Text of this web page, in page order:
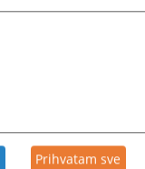
Prihvatam sve